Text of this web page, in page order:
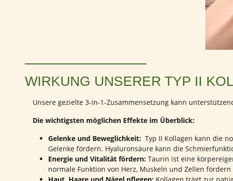
WIRKUNG UNSERER TYP II
Unsere gezielte 3-in-1-Zusammensetzung kann
Die wichtigsten möglichen Effekte im Überblick:
Gelenke und Beweglichkeit: Typ II Kollagen kann die
Gelenke fördern. Hyaluronsäure kann die
Energie und Vitalität fördern: Taurin ist eine
normale Funktion von Herz, Muskeln und Zellen